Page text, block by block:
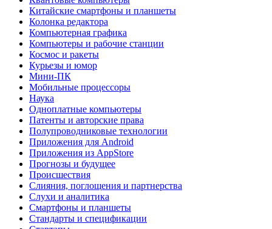
Китайские смартфоны и планшеты
Колонка редактора
Компьютерная графика
Компьютеры и рабочие станции
Космос и ракеты
Курьезы и юмор
Мини-ПК
Мобильные процессоры
Наука
Одноплатные компьютеры
Патенты и авторские права
Полупроводниковые технологии
Приложения для Android
Приложения из AppStore
Прогнозы и будущее
Происшествия
Слияния, поглощения и партнерства
Слухи и аналитика
Смартфоны и планшеты
Стандарты и спецификации